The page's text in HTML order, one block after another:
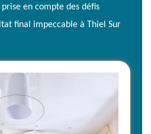
en compte des défis
final impeccable à Thiel Sur